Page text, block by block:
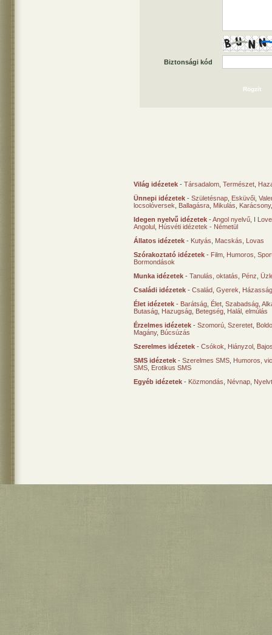
Biztonsági kód
Világ idézetek - Társadalom Természet
Ünnepi idézetek - Születésnap Esküvői
locsolóversek
Ballagásra Mikulás Karácsony
Idegen nyelvű idézetek -Angol nyelvű I
Angolul Húsvéti idézetek - Németül
Állatos idézetek - Kutyás Macskás
Lovas
Szórakoztató idézetek - Film Humoros
Bormondások
Munka idézetek - Tanulás, oktatás Pénz
Családi idézetek - Család Gyerek
Élet idézetek - Barátság Élet Szabadság
Butaság Hazugság Betegség Halál, elmúlás
Érzelmes idézetek - Szomorú Szeretet
Magány, Búcsúzás
Szerelmes idézetek - Csókok Hiányzol
SMS idézetek - Szerelmes SMS Humoros,
SMS Erotikus SMS
Egyéb idézetek - Közmondás Névnap